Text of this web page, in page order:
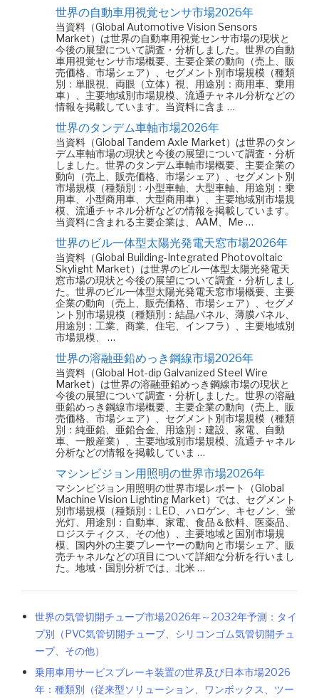
世界の自動車用視覚センサ市場2026年
当資料（Global Automotive Vision Sensors
Market）は世界の自動車用視覚センサ市場の現状と
今後の展望について調査・分析しました。世界の自動
車用視覚センサ市場概要、主要企業の動向（売上、販
売価格、市場シェア）、セグメント別市場規模（種類
別：単眼視、両眼（立体）視、用途別：商用車、乗用
車）、主要地域別市場規模、流通チャネル分析などの
情報を掲載しています。当資料に含ま …
世界のタンデム車軸市場2026年
当資料（Global Tandem Axle Market）は世界のタン
デム車軸市場の現状と今後の展望について調査・分析
しました。世界のタンデム車軸市場概要、主要企業の
動向（売上、販売価格、市場シェア）、セグメント別
市場規模（種類別：小型車軸、大型車軸、用途別：乗
用車、小型商用車、大型商用車）、主要地域別市場規
模、流通チャネル分析などの情報を掲載しています。
当資料に含まれる主要企業は、AAM、Me …
世界のビル一体型太陽光発電天窓市場2026年
当資料（Global Building-Integrated Photovoltaic
Skylight Market）は世界のビル一体型太陽光発電天
窓市場の現状と今後の展望について調査・分析しまし
た。世界のビル一体型太陽光発電天窓市場概要、主要
企業の動向（売上、販売価格、市場シェア）、セグメ
ント別市場規模（種類別：結晶パネル、薄膜パネル、
用途別：工業、商業、住宅、インフラ）、主要地域別
市場規模、 …
世界の溶融亜鉛めっき鋼線市場2026年
当資料（Global Hot-dip Galvanized Steel Wire
Market）は世界の溶融亜鉛めっき鋼線市場の現状と
今後の展望について調査・分析しました。世界の溶融
亜鉛めっき鋼線市場概要、主要企業の動向（売上、販
売価格、市場シェア）、セグメント別市場規模（種類
別：純亜鉛、亜鉛合金、用途別：建設、家電、自動
車、一般産業）、主要地域別市場規模、流通チャネル
分析などの情報を掲載していま …
マシンビジョン用照明の世界市場2026年
マシンビジョン用照明の世界市場レポート（Global
Machine Vision Lighting Market）では、セグメント
別市場規模（種類別：LED、ハロゲン、キセノン、蛍
光灯、用途別：自動車、家電、食品＆飲料、医薬品、
ロジスティクス、その他）、主要地域と国別市場規
模、国内外の主要プレーヤーの動向と市場シェア、販
売チャネルなどの項目について詳細な分析を行いまし
た。地域・国別分析では、北米 …
世界の気管切開チューブ市場2026年～2032年予測：タイ
プ別（PVC気管切開チューブ、シリコンゴム気管切開チュ
ーブ、その他）
乗用車用サービスブレーキ装置の世界及び日本市場2026
年：種類別（従来型ソリューション、ワンボックス、ツー